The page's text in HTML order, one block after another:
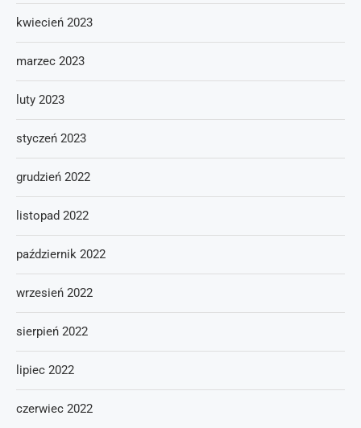
kwiecień 2023
marzec 2023
luty 2023
styczeń 2023
grudzień 2022
listopad 2022
październik 2022
wrzesień 2022
sierpień 2022
lipiec 2022
czerwiec 2022